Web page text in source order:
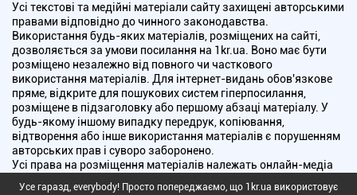
Усі текстові та медійні матеріали сайту захищені авторськими
правами відповідно до чинного законодавства.
Використання будь-яких матеріалів, розміщених на сайті,
дозволяється за умови посилання на 1kr.ua. Воно має бути
розміщено незалежно від повного чи часткового
використання матеріалів. Для інтернет-видань обов'язкове
пряме, відкрите для пошукових систем гіперпосилання,
розміщене в підзаголовку або першому абзаці матеріалу. У
будь-якому іншому випадку передрук, копіювання,
відтворення або інше використання матеріалів є порушенням
авторських прав і суворо заборонено.
Усі права на розміщення матеріалів належать онлайн-медіа
"Перший Криворізький". Медіа зареєстроване Національною
Усе гаразд, everybody! Просто попереджаємо, що 1kr.ua використовує